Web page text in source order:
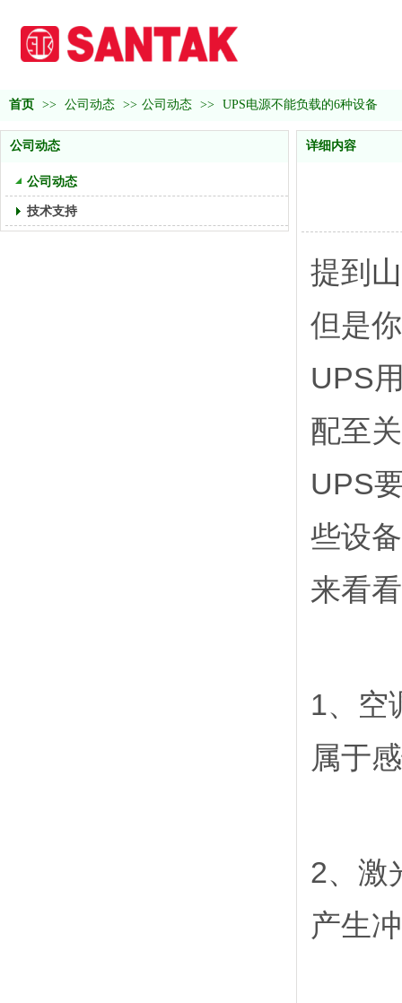
首页 >> 公司动态 >> 公司动态 >> UPS电源不能负载的6种设备
公司动态
公司动态
技术支持
详细内容
提到
但是
UPS
配至
UPS
些设
来看
1、空
属于
2、激
产生